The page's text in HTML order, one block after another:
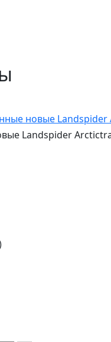
Landspider